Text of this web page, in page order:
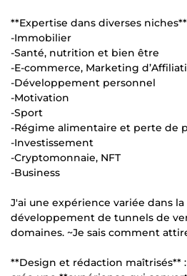
**Expertise dans diverses
-Immobilier
-Santé, nutrition et bien être
-E-commerce, Marketing
-Développement personnel
-Motivation
-Sport
-Régime alimentaire et perte de
-Investissement
-Cryptomonnaie, NFT
-Business
J'ai une expérience variée dans
développement de tunnels de
domaines. ~Je sais comment
**Design et rédaction maîtrisés**